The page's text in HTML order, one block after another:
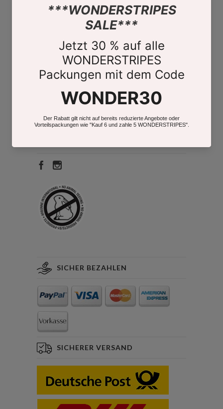
Revocation
Data protection
Terms and Conditions
Store Finder
SICHER BEZAHLEN
SICHERER VERSAND